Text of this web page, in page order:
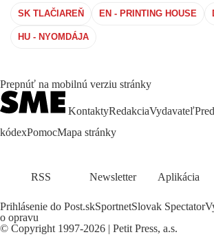
SK TLAČIAREŇ EN - PRINTING HOUSE
HU - NYOMDÁJA
Prepnúť na mobilnú verziu stránky
KontaktyRedakciaVydavateľ
kódexPomocMapa stránky
RSS Newsletter Aplikácia
Prihlásenie do Post.skSportnetSlovak Spectator
o opravu
© Copyright 1997-2026 | Petit Press, a.s.